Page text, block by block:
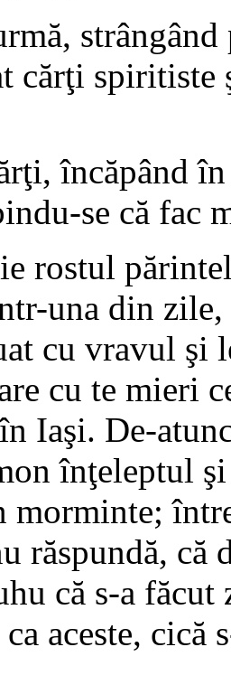
cărţi spiritiste
încăpând
se că fac
rostul
una din zile,
cu vravul şi
cu te mieri
Iaşi. De-
înţeleptul
răspundă,
că s-a
aceste, cică